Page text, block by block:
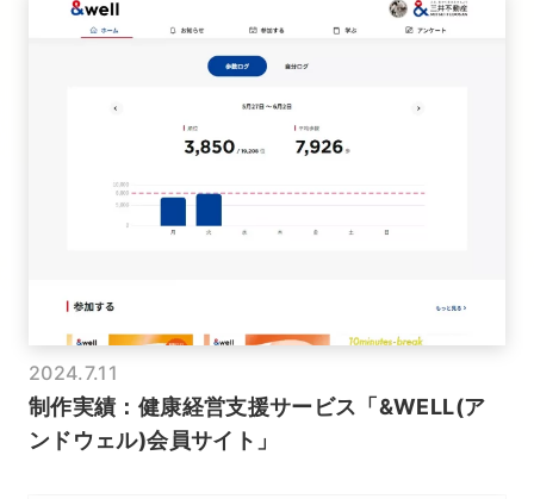
2024.7.11
制作実績：健康経営支援サービス「&WELL(ア
ンドウェル)会員サイト」